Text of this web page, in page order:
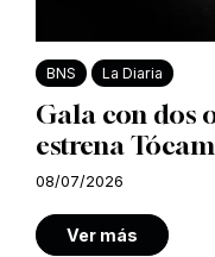
BNS La Diaria
Gala con dos
estrena
08/07/2026
Ver más